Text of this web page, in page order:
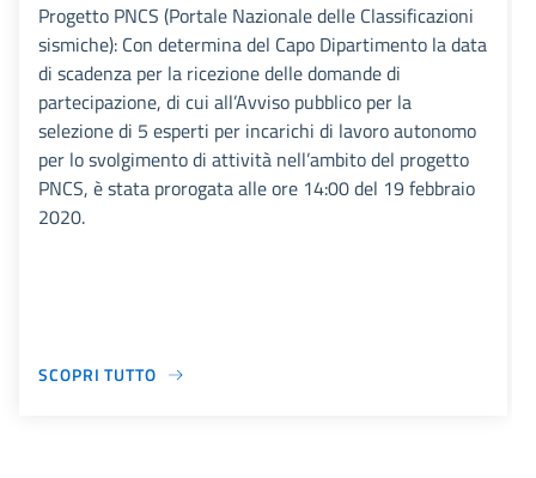
Progetto PNCS (Portale Nazionale delle Classificazioni
sismiche): Con determina del Capo Dipartimento la data
di scadenza per la ricezione delle domande di
partecipazione, di cui all’Avviso pubblico per la
selezione di 5 esperti per incarichi di lavoro autonomo
per lo svolgimento di attività nell’ambito del progetto
PNCS, è stata prorogata alle ore 14:00 del 19 febbraio
2020.
SCOPRI TUTTO